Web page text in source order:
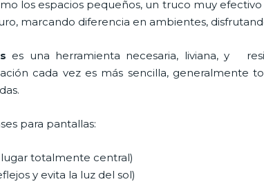
los espacios pequeños, un truco muy efectivo
marcando diferencia en ambientes,
es una herramienta necesaria, liviana, y
cada vez es más sencilla, generalmente
para pantallas:
totalmente central)
y evita la luz del sol)